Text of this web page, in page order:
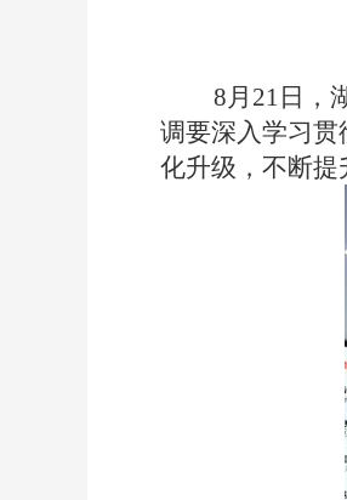
8月21日 ，
调要深入学习贯
化升级 ， 不断提